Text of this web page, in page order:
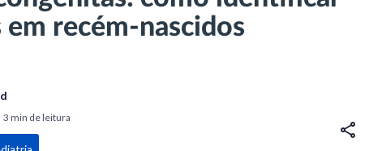
recém-nascidos
3 min de leitura